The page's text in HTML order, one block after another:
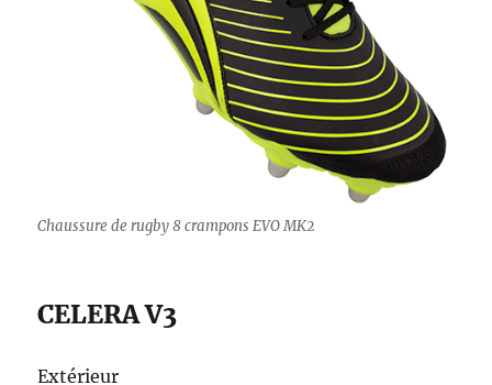
Chaussure de rugby 8 crampons EVO MK2
CELERA V3
Extérieur